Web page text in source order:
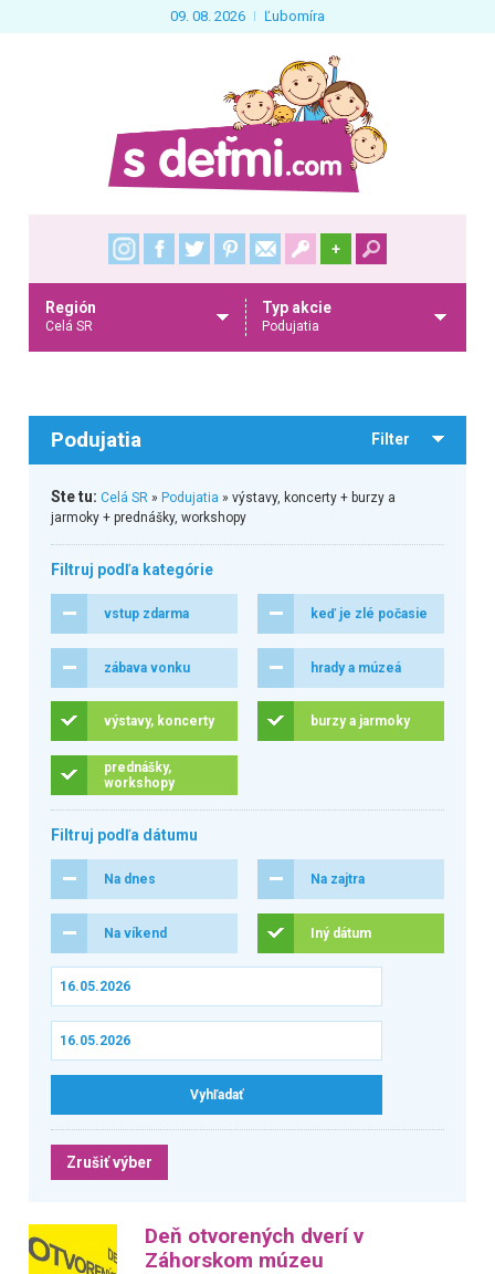
09. 08. 2026 Ľubomíra
+
Región
Celá SR
Typ akcie
Podujatia
Podujatia Filter
Ste tu: Celá SR» Podujatia » výstavy, koncerty + burzy a
jarmoky + prednášky, workshopy
Filtruj podľa kategórie
vstup zdarma keď je zlé počasie
zábava vonku hrady a múzeá
výstavy, koncerty burzy a jarmoky
prednášky,
workshopy
Filtruj podľa dátumu
Na dnes Na zajtra
Na víkend Iný dátum
Zrušiť výber
Deň otvorených dverí v
Záhorskom múzeu